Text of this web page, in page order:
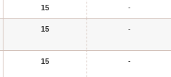
15 -
15 -
15 -